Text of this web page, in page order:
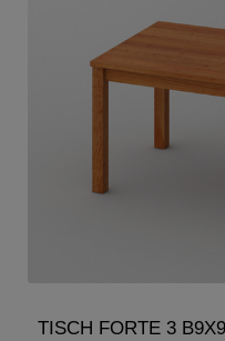
TISCH FORTE 3 B9X9